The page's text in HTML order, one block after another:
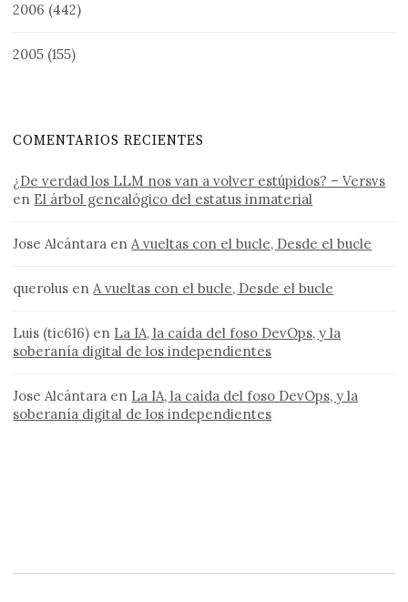
2006 (442)
2005 (155)
COMENTARIOS RECIENTES
¿De verdad los LLM nos van a volver estúpidos? – Versvs
en El árbol genealógico del estatus inmaterial
Jose Alcántara enA vueltas con el bucle, Desde el bucle
querolus enA vueltas con el bucle, Desde el bucle
Luis (tic616) en La IA, la caída del foso DevOps, y la
soberanía digital de los independientes
Jose Alcántara en La IA, la caída del foso DevOps, y la
soberanía digital de los independientes